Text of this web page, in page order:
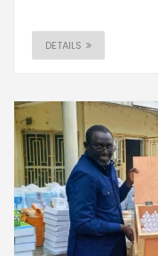
DETAILS